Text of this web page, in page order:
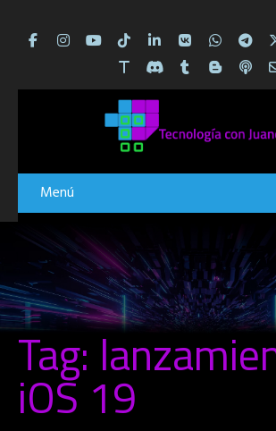
Menú
Tag:
iOS 19